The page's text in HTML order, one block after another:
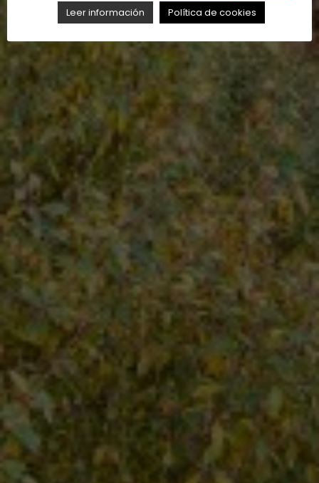
Leer información
Política de cookies